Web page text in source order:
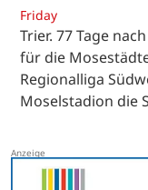
Friday
Trier. 77 Tage
für die
Regionalliga
Moselstadion die